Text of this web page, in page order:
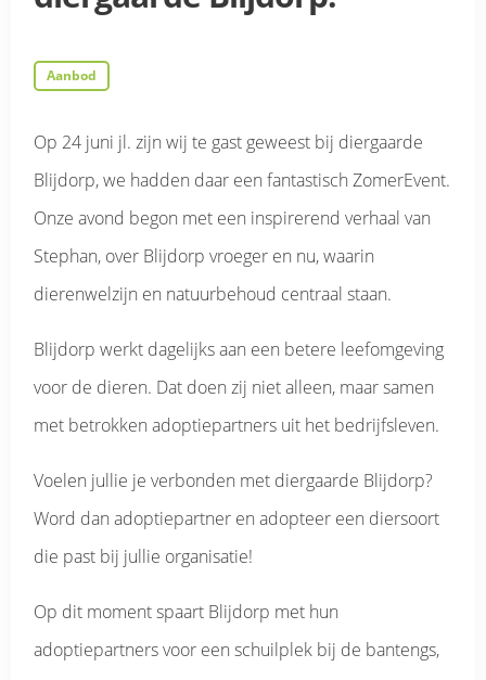
Aanbod
Op 24 juni jl. zijn wij te gast geweest bij diergaarde
Blijdorp, we hadden daar een fantastisch ZomerEvent.
Onze avond begon met een inspirerend verhaal van
Stephan, over Blijdorp vroeger en nu, waarin
dierenwelzijn en natuurbehoud centraal staan.
Blijdorp werkt dagelijks aan een betere leefomgeving
voor de dieren. Dat doen zij niet alleen, maar samen
met betrokken adoptiepartners uit het bedrijfsleven.
Voelen jullie je verbonden met diergaarde Blijdorp?
Word dan adoptiepartner en adopteer een diersoort
die past bij jullie organisatie!
Op dit moment spaart Blijdorp met hun
adoptiepartners voor een schuilplek bij de bantengs,